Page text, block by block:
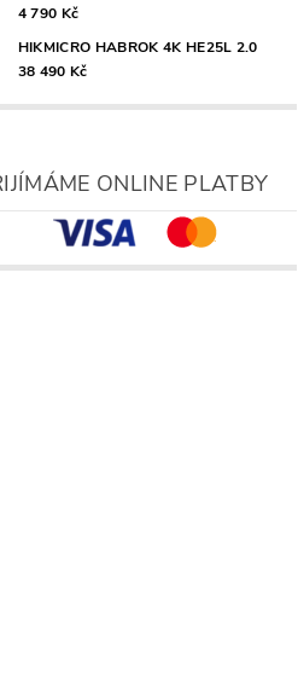
4 790 Kč
HIKMICRO HABROK 4K HE25L 2.0
38 490 Kč
ONLINE PLATBY